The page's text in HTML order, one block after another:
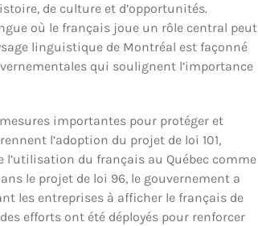
de culture et d’opportunités.
où le français joue un rôle central peut
linguistique de Montréal est façonné
qui soulignent l’importance
importantes pour protéger et
l’adoption du projet de loi 101,
l’utilisation du français au Québec comme
le projet de loi 96, le gouvernement a
les entreprises à afficher le français de
efforts ont été déployés pour renforcer